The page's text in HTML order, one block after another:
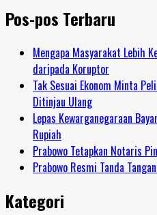
Pos-pos Terbaru
Mengapa Masyarakat Lebih
daripada Koruptor
Tak Sesuai Ekonom Minta
Ditinjau Ulang
Lepas Kewarganegaraan
Rupiah
Prabowo Tetapkan Notaris
Prabowo Resmi Tanda
Kategori